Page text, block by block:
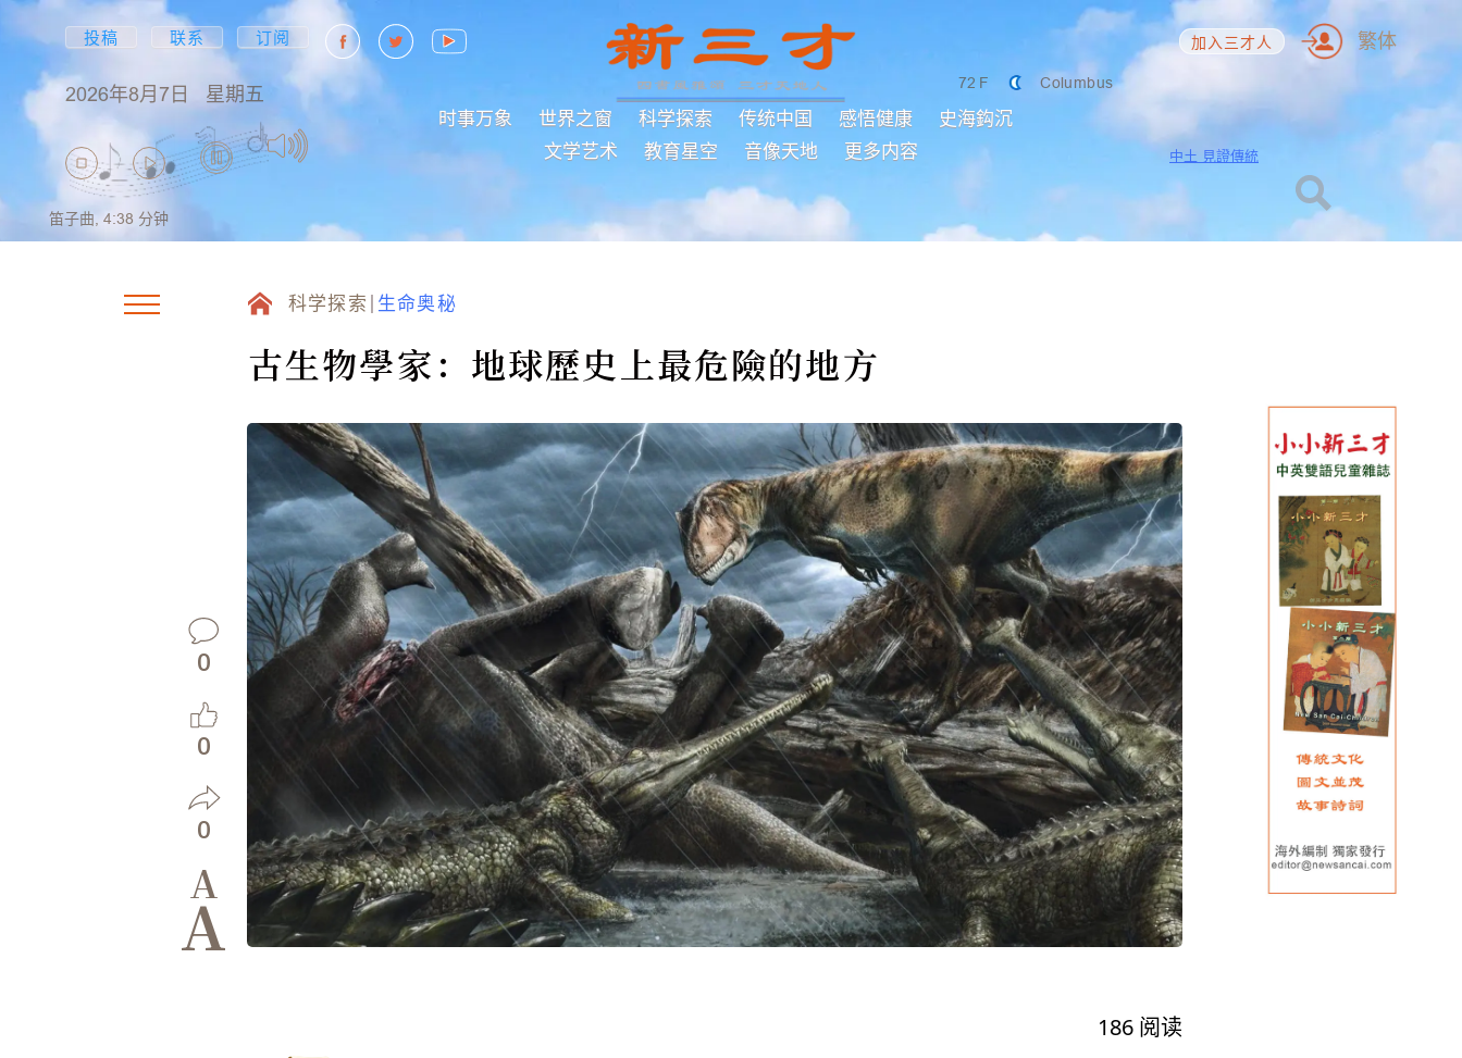
投稿 联系 订阅
2026年8月7日 星期五 72 F Columbus
时事万象 世界之窗 科学探索 传统中国 感悟健康
史海鈎沉
文学艺术
教育星空 音像天地 更多内容
加入三才人 繁体
中土 見證傳統
笛子曲, 4:38 分钟
科学探索 生命奥秘
古生物學家：地球歷史上最危險的地方
0
0
0
A
A
186 阅读